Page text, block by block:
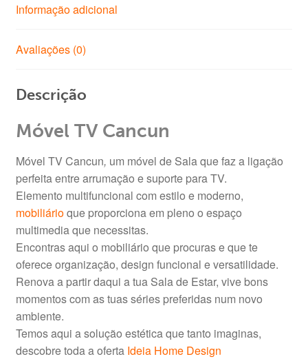
Informação adicional
Avaliações (0)
Descrição
Móvel TV Cancun
Móvel TV Cancun, um móvel de Sala que faz a ligação
perfeita entre arrumação e suporte para TV.
Elemento multifuncional com estilo e moderno,
mobiliárioque proporciona em pleno o espaço
multimedia que necessitas.
Encontras aqui o mobiliário que procuras e que te
oferece organização, design funcional e versatilidade.
Renova a partir daqui a tua Sala de Estar, vive bons
momentos com as tuas séries preferidas num novo
ambiente.
Temos aqui a solução estética que tanto imaginas,
descobre toda a oferta Ideia Home Design